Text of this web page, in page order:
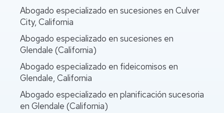
Abogado especializado en sucesiones en Culver
City, California
Abogado especializado en sucesiones en
Glendale (California)
Abogado especializado en fideicomisos en
Glendale, California
Abogado especializado en planificación sucesoria
en Glendale (California)